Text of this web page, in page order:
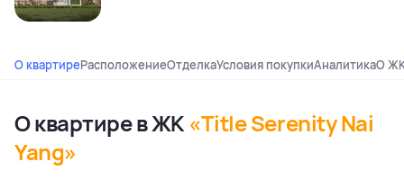
О квартиреРасположениеОтделкаУсловия покупкиАналитикаО
О квартире в ЖК «Title Serenity Nai
Yang»